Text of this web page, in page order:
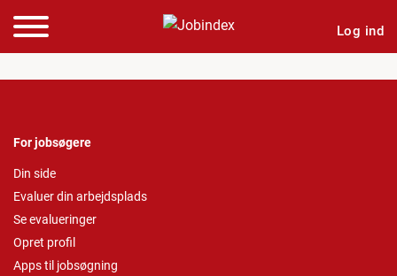
Log ind
For jobsøgere
Din side
Evaluer din arbejdsplads
Se evalueringer
Opret profil
Apps til jobsøgning